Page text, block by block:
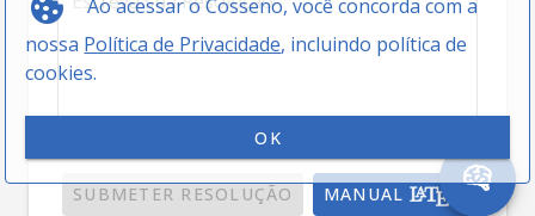
Ao acessar o Cosseno, você concorda com a
nossa Política de Privacidade, incluindo política de
cookies.
OK
SUBMETER RESOLUÇÃO MANUAL